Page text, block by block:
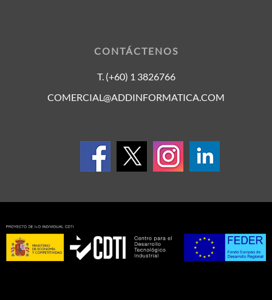
CONTÁCTENOS
T. (+60) 1 3826766
COMERCIAL@ADDINFORMATICA.COM